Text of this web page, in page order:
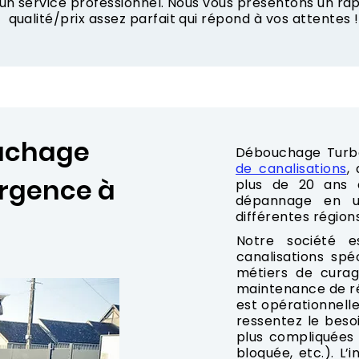
qualité/prix assez parfait qui répond à vos attentes !
à
Débouchage
de canalisations,
plus de 20 ans
dépannage en
différentes
Notre société
canalisations
métiers de
maintenance de
est
ressentez le
plus
bloquée, etc.).